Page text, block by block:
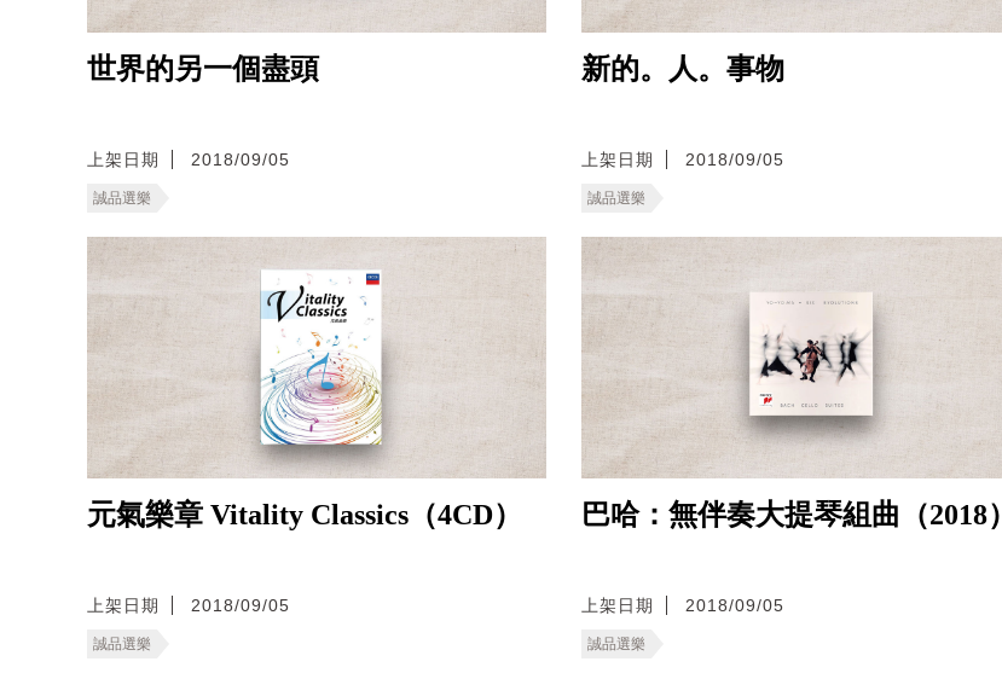
世界的另一個盡頭
上架日期 2018/09/05
誠品選樂
新的。人。事物
上架日期 2018/09/05
誠品選樂
元氣樂章 Vitality Classics（4CD）
上架日期 2018/09/05
誠品選樂
巴哈：無伴奏大提琴組曲（2018）
上架日期 2018/09/05
誠品選樂